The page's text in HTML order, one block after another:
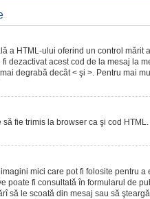
a HTML-ului oferind un control
dezactivat acest cod de la mesaj la
degrabă decât < şi >. Pentru mai
fie trimis la browser ca şi cod
mici care pot fi folosite pentru
poate fi consultată în formularul de
să le scoată din mesaj sau să